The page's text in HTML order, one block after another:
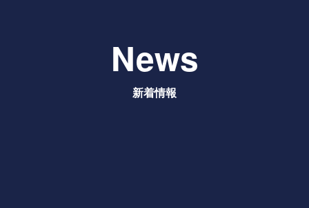
News
新着情報